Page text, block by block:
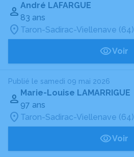
André LAFARGUE
83 ans
Taron-Sadirac-Viellenave (64)
Voir
Publié le samedi 09 mai 2026
Marie-Louise LAMARRIGUE
97 ans
Taron-Sadirac-Viellenave (64)
Voir